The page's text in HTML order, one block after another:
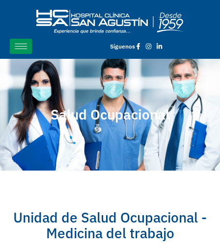
Síguenos
Salud Ocupacional
Unidad de Salud Ocupacional -
Medicina del trabajo